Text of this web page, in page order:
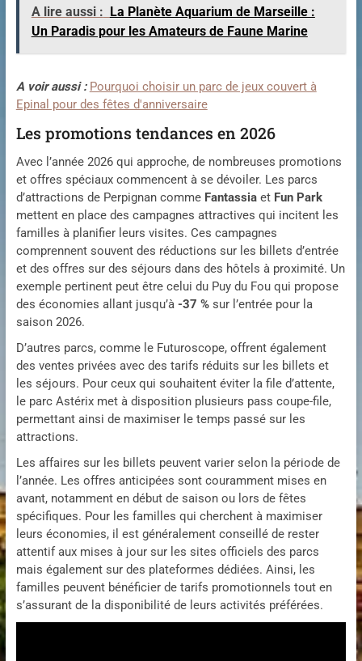
A lire aussi : La Planète Aquarium de Marseille :
Un Paradis pour les Amateurs de Faune Marine
A voir aussi : Pourquoi choisir un parc de jeux couvert à
Epinal pour des fêtes d'anniversaire
Les promotions tendances en 2026
Avec l’année 2026 qui approche, de nombreuses promotions
et offres spéciaux commencent à se dévoiler. Les parcs
d’attractions de Perpignan comme Fantassiaet Fun Park
mettent en place des campagnes attractives qui incitent les
familles à planifier leurs visites. Ces campagnes
comprennent souvent des réductions sur les billets d’entrée
et des offres sur des séjours dans des hôtels à proximité. Un
exemple pertinent peut être celui du Puy du Fou qui propose
des économies allant jusqu’à -37 %sur l’entrée pour la
saison 2026.
D’autres parcs, comme le Futuroscope, offrent également
des ventes privées avec des tarifs réduits sur les billets et
les séjours. Pour ceux qui souhaitent éviter la file d’attente,
le parc Astérix met à disposition plusieurs pass coupe-file,
permettant ainsi de maximiser le temps passé sur les
attractions.
Les affaires sur les billets peuvent varier selon la période de
l’année. Les offres anticipées sont couramment mises en
avant, notamment en début de saison ou lors de fêtes
spécifiques. Pour les familles qui cherchent à maximiser
leurs économies, il est généralement conseillé de rester
attentif aux mises à jour sur les sites officiels des parcs
mais également sur des plateformes dédiées. Ainsi, les
familles peuvent bénéficier de tarifs promotionnels tout en
s’assurant de la disponibilité de leurs activités préférées.